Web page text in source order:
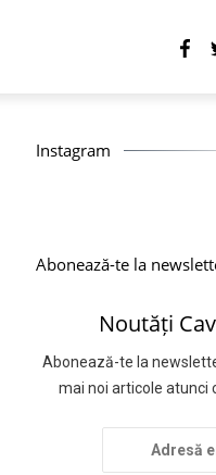
Instagram
Abonează-te la
Noutăți
Abonează-te la
mai noi articole atunci